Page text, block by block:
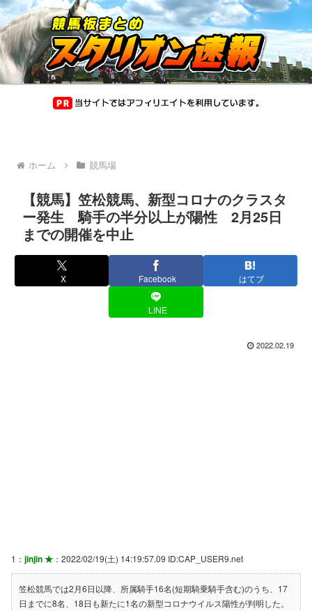
ホーム 競馬場
【競馬】笠松競馬、新型コロナのクラスタ
ー発生 騎手の半分以上が陽性 2月25日
までの開催を中止
X Facebook はてブ
LINE
2022.02.19
1： jinjin ★ ：2022/02/19(土) 14:19:57.09 ID:CAP_USER9.net
笠松競馬では2月6日以降、所属騎手16名(短期騎乗騎手含む)のうち、17
日までに8名、18日も新たに1名の新型コロナウイルス陽性が判明した。